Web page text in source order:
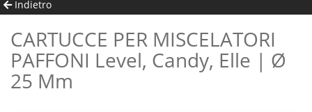
Indietro
CARTUCCE PER MISCELATORI
PAFFONI Level, Candy, Elle | Ø
25 Mm